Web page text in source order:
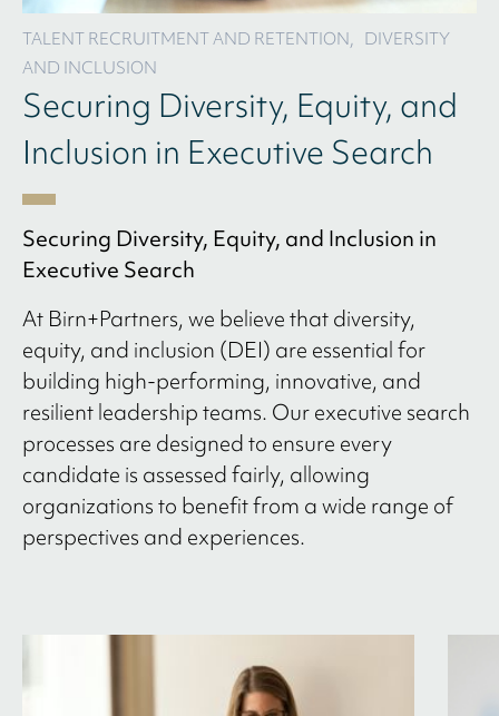
TALENT RECRUITMENT AND RETENTION,   DIVERSITY
AND INCLUSION
Securing Diversity, Equity, and
Inclusion in Executive Search
Securing Diversity, Equity, and Inclusion in
Executive Search
At Birn+Partners, we believe that diversity,
equity, and inclusion (DEI) are essential for
building high-performing, innovative, and
resilient leadership teams. Our executive search
processes are designed to ensure every
candidate is assessed fairly, allowing
organizations to benefit from a wide range of
perspectives and experiences.